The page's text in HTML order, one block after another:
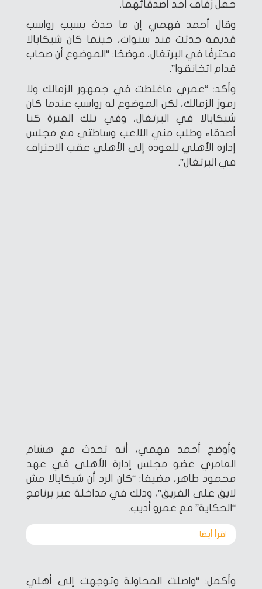
حفل زفاف أحد أصدقائهما.
وقال أحمد فهمي إن ما حدث بسبب رواسب
قديمة حدثت منذ سنوات، حينما كان شيكابالا
محترفًا في البرتغال، موضحًا: “الموضوع أن صحاب
قدام اتخانقوا”.
وأكد: “عمري ماغلطت في جمهور الزمالك ولا
رموز الزمالك، لكن الموضوع له رواسب عندما كان
شيكابالا في البرتغال، وفي تلك الفترة كنا
أصدقاء وطلب مني اللاعب وساطتي مع مجلس
إدارة الأهلي للعودة إلى الأهلي عقب الاحتراف
في البرتغال”.
وأوضح أحمد فهمي، أنه تحدث مع هشام
العامري عضو مجلس إدارة الأهلي في عهد
محمود طاهر، مضيفا: “كان الرد أن شيكابالا مش
لايق على الفريق”، وذلك في مداخلة عبر برنامج
“الحكاية” مع عمرو أديب.
اقرأ أيضا‎
وأكمل: “واصلت المحاولة وتوجهت إلى أهلي